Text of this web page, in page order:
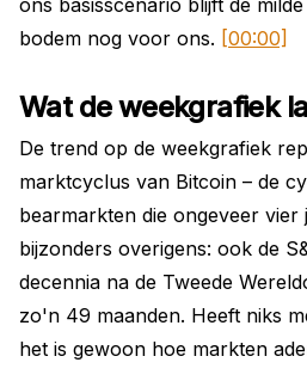
ons basisscenario blijft de
bodem nog voor ons. [00:00]
Wat de weekgrafiek
De trend op de weekgrafiek
marktcyclus van Bitcoin – de
bearmarkten die ongeveer vier
bijzonders overigens: ook de
decennia na de Tweede
zo'n 49 maanden. Heeft niks
het is gewoon hoe markten